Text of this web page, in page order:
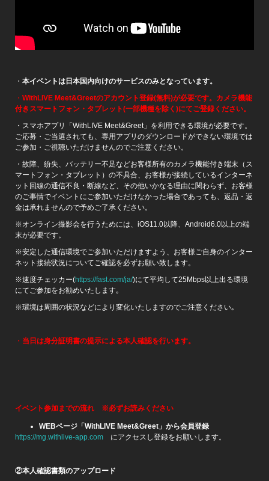
・ 本イベントは日本国内向けのサービスのみとなっています。
・ WithLIVE Meet&Greetのアカウント登録(無料)が必要です。カメラ機能
付きスマートフォン・タブレット(一部機種を除く)にてご登録ください。
・スマホアプリ「WithLIVE Meet&Greet」を利用できる環境が必要です。
ご応募・ご当選されても、専用アプリのダウンロードができない環境では
ご参加・ご視聴いただけませんのでご注意ください。
・故障、紛失、バッテリー不足などお客様所有のカメラ機能付き端末（ス
マートフォン・タブレット）の不具合、お客様が接続しているインターネ
ット回線の通信不良・断線など、その他いかなる理由に関わらず、お客様
のご事情でイベントにご参加いただけなかった場合であっても、返品・返
金は承れませんので予めご了承ください。
※オンライン撮影会を行うためには、iOS11.0以降、Android6.0以上の端
末が必要です。
※安定した通信環境でご参加いただけますよう、お客様ご自身のインター
ネット接続状況についてご確認を必ずお願い致します。
※速度チェッカー(https://fast.com/ja/)にて平均して25Mbps以上出る環境
にてご参加をお勧めいたします｡
※環境は周囲の状況などにより変化いたしますのでご注意ください｡
・ 当日は身分証明書の提示による本人確認を行います。
イベント参加までの流れ ※必ずお読みください
WEBページ「WithLIVE Meet&Greet」から会員登録
https://mg.withlive-app.com にアクセスし登録をお願いします。
②本人確認書類のアップロード